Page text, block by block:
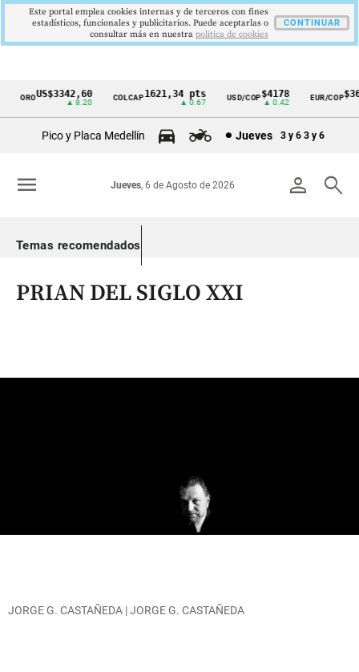
Cintillo
Colombia
OROUS$3342,60
▲ 8.20
COLCAP1621,34 pts
▲ 0.67
USD/COP$4178
▲ 0.42
EUR/COP
Pico y Placa Medellín Jueves 3 y 6 3 y 6
person search
Jueves, 6 de Agosto de 2026
menu
Temas recomendados
PRIAN DEL SIGLO XXI
JORGE G. CASTAÑEDA | JORGE G. CASTAÑEDA
Este portal emplea cookies internas y de terceros con fines
estadísticos, funcionales y publicitarios. Puede aceptarlas o
consultar más en nuestra politica de cookies
CONTINUAR